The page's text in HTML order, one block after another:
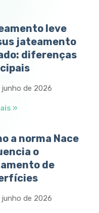
leve
jateamento
diferenças
de 2026
»
a norma Nace
o
de
junho de 2026